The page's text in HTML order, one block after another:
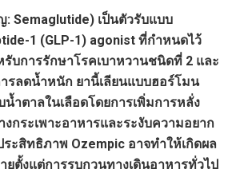
Semaglutide) เป็นตัวรับแบบ
1 (GLP-1) agonist ที่กำหนดไว้
รับการรักษาโรคเบาหวานชนิดที่ 2 และ
รลดน้ำหนัก ยานี้เลียนแบบฮอร์โมน
ำตาลในเลือดโดยการเพิ่มการหลั่ง
กระเพาะอาหารและระงับความอยาก
ะสิทธิภาพ Ozempic อาจทำให้เกิดผล
ยตั้งแต่การรบกวนทางเดินอาหารทั่วไป